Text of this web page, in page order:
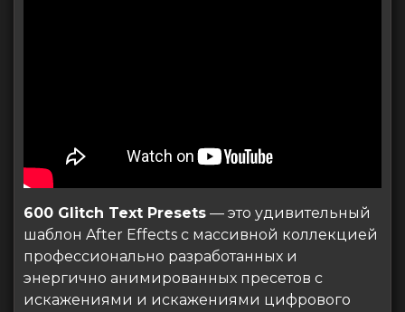
600 Glitch Text Presets — это удивительный
шаблон After Effects с массивной коллекцией
профессионально разработанных и
энергично анимированных пресетов с
искажениями и искажениями цифрового